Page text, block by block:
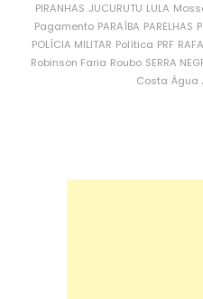
PIRANHAS JUCURUTU LULA
Pagamento PARAÍBA PARELHAS
POLÍCIA MILITAR Política PRF
Robinson Faria Roubo SERRA
Costa Água